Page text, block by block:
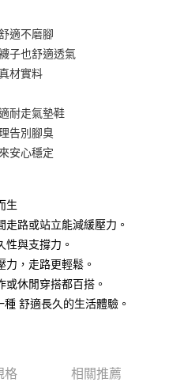
彰化商業銀行
台北富邦商業銀行
兆豐國際商業銀行
華泰商業銀行
遠東國際商業銀行
永豐商業銀行
星展（台灣）商業銀行
」的支付方式。 讓您購物簡單
需儲值。
可結帳。
。
簡訊中的連結，可透過四大超商／
運費
適不磨腳
子也舒適透氣
材實料
耐走氣墊鞋
告別腳臭
安心穩定
生
路或站立能減緩壓力。
與支撐力。
，走路更輕鬆。
休閒穿搭都百搭。
舒適長久的生活體驗。
格 相關推薦